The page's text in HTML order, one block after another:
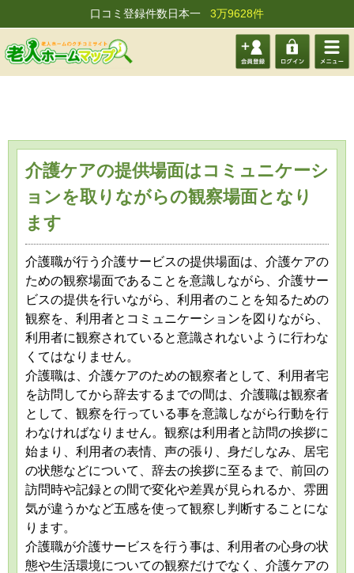
口コミ登録件数日本一 3万9628件
会員登 ログイ メニュ
介護ケアの提供場面はコミュニケーシ
ョンを取りながらの観察場面となり
ます
介護職が行う介護サービスの提供場面は、介護ケアの
ための観察場面であることを意識しながら、介護サー
ビスの提供を行いながら、利用者のことを知るための
観察を、利用者とコミュニケーションを図りながら、
利用者に観察されていると意識されないように行わな
くてはなりません。
介護職は、介護ケアのための観察者として、利用者宅
を訪問してから辞去するまでの間は、介護職は観察者
として、観察を行っている事を意識しながら行動を行
わなければなりません。観察は利用者と訪問の挨拶に
始まり、利用者の表情、声の張り、身だしなみ、居宅
の状態などについて、辞去の挨拶に至るまで、前回の
訪問時や記録との間で変化や差異が見られるか、雰囲
気が違うかなど五感を使って観察し判断することにな
ります。
介護職が介護サービスを行う事は、利用者の心身の状
態や生活環境についての観察だけでなく、介護ケアの